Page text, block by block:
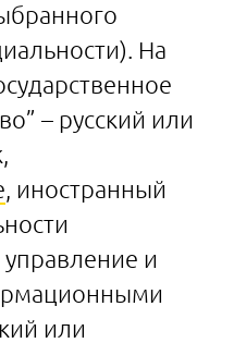
На
– русский или
, иностранный
управление и
или